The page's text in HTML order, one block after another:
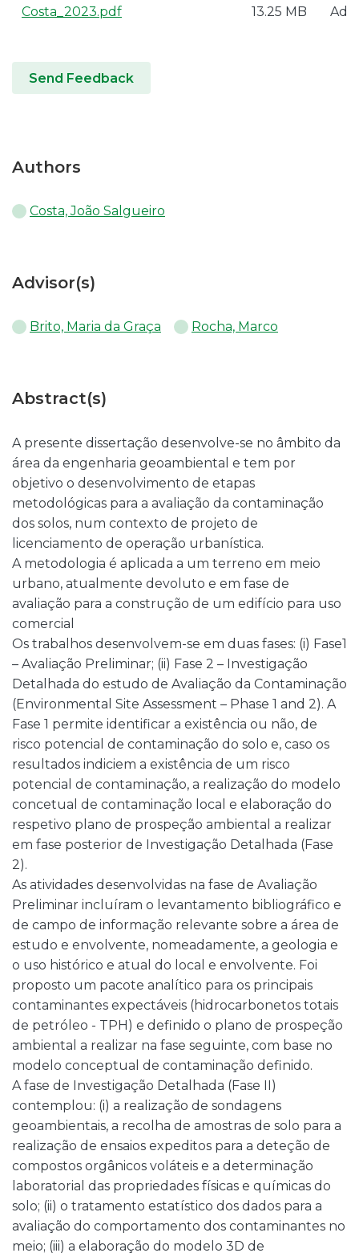
Costa_2023.pdf 13.25 MB
Send Feedback
Authors
Costa, João Salgueiro
Advisor(s)
Brito, Maria da Graça Rocha, Marco
Abstract(s)
A presente dissertação desenvolve-se no âmbito da
área da engenharia geoambiental e tem por
objetivo o desenvolvimento de etapas
metodológicas para a avaliação da contaminação
dos solos, num contexto de projeto de
licenciamento de operação urbanística.
A metodologia é aplicada a um terreno em meio
urbano, atualmente devoluto e em fase de
avaliação para a construção de um edifício para uso
comercial
Os trabalhos desenvolvem-se em duas fases: (i) Fase1
– Avaliação Preliminar; (ii) Fase 2 – Investigação
Detalhada do estudo de Avaliação da Contaminação
(Environmental Site Assessment – Phase 1 and 2). A
Fase 1 permite identificar a existência ou não, de
risco potencial de contaminação do solo e, caso os
resultados indiciem a existência de um risco
potencial de contaminação, a realização do modelo
concetual de contaminação local e elaboração do
respetivo plano de prospeção ambiental a realizar
em fase posterior de Investigação Detalhada (Fase
2).
As atividades desenvolvidas na fase de Avaliação
Preliminar incluíram o levantamento bibliográfico e
de campo de informação relevante sobre a área de
estudo e envolvente, nomeadamente, a geologia e
o uso histórico e atual do local e envolvente. Foi
proposto um pacote analítico para os principais
contaminantes expectáveis (hidrocarbonetos totais
de petróleo - TPH) e definido o plano de prospeção
ambiental a realizar na fase seguinte, com base no
modelo conceptual de contaminação definido.
A fase de Investigação Detalhada (Fase II)
contemplou: (i) a realização de sondagens
geoambientais, a recolha de amostras de solo para a
realização de ensaios expeditos para a deteção de
compostos orgânicos voláteis e a determinação
laboratorial das propriedades físicas e químicas do
solo; (ii) o tratamento estatístico dos dados para a
avaliação do comportamento dos contaminantes no
meio; (iii) a elaboração do modelo 3D de